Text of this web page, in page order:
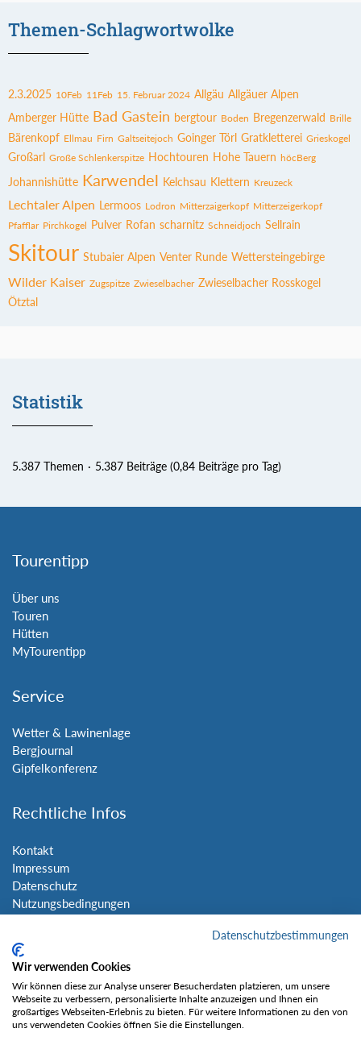
Themen-Schlagwortwolke
2.3.2025 10Feb 11Feb 15. Februar 2024 Allgäu Allgäuer Alpen
Amberger Hütte Bad Gastein bergtour Boden Bregenzerwald Brille
Bärenkopf Ellmau Firn Galtseitejoch Goinger Törl Gratkletterei Grieskogel
Großarl Große Schlenkerspitze Hochtouren Hohe Tauern höcBerg
Johannishütte Karwendel Kelchsau Klettern Kreuzeck
Lechtaler Alpen Lermoos Lodron Mitterzaigerkopf Mitterzeigerkopf
Pfafflar Pirchkogel Pulver Rofan scharnitz Schneidjoch Sellrain
Skitour Stubaier Alpen Venter Runde Wettersteingebirge
Wilder Kaiser Zugspitze Zwieselbacher Zwieselbacher Rosskogel
Ötztal
Statistik
5.387 Themen 5.387 Beiträge (0,84 Beiträge pro Tag)
Tourentipp
Über uns
Touren
Hütten
MyTourentipp
Service
Wetter & Lawinenlage
Bergjournal
Gipfelkonferenz
Rechtliche Infos
Kontakt
Impressum
Datenschutz
Nutzungsbedingungen
Social Media
Datenschutzbestimmungen
Wir verwenden Cookies
Wir können diese zur Analyse unserer Besucherdaten platzieren, um unsere
Webseite zu verbessern, personalisierte Inhalte anzuzeigen und Ihnen ein
großartiges Webseiten-Erlebnis zu bieten. Für weitere Informationen zu den von
uns verwendeten Cookies öffnen Sie die Einstellungen.